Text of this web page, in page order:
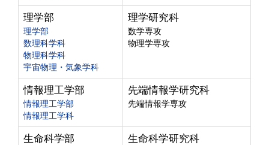
理学部
理学部
数理科学科
物理科学科
宇宙物理・気象学科
理学研究科
数学専攻
物理学専攻
情報理工学部
情報理工学部
情報理工学科
先端情報学研究科
先端情報学専攻
生命科学部 生命科学研究科